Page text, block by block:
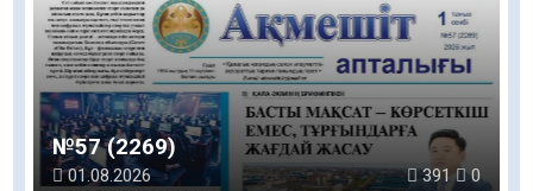
№57 (2269)
01.08.2026 391 0